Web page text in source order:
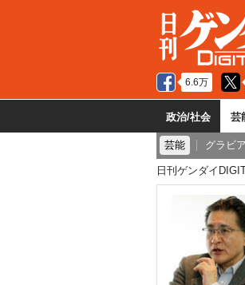
6.6万
政治/社会 芸
芸能 グラビア
日刊ゲンダイ